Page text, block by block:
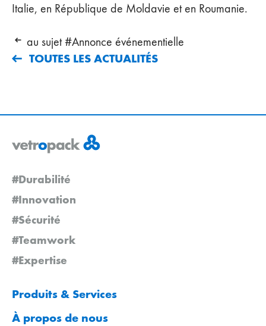
Italie, en République de Moldavie et en Roumanie.
au sujet #Annonce événementielle
TOUTES LES ACTUALITÉS
#Durabilité
#Innovation
#Sécurité
#Teamwork
#Expertise
Produits & Services
À propos de nous